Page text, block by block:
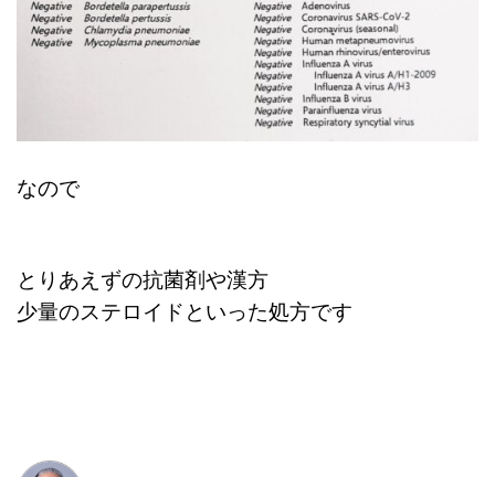
なので
とりあえずの抗菌剤や漢方
少量のステロイドといった処方です